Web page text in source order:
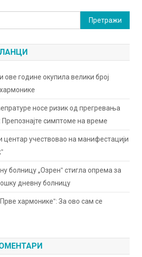
Претрага
за:
ове године окупила велики број
носе ризик од прегревања
Препознајте симптоме на време
центар учествовао на манифестацији
болницу „Озренˮ стигла опрема за
дневну болницу
хармоникеˮ: За ово сам се